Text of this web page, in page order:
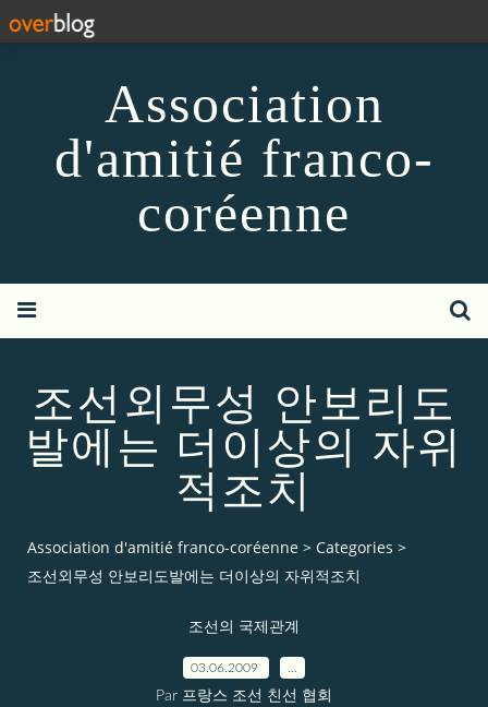
Association
d'amitié franco-
coréenne
조선외무성 안보리도
발에는 더이상의 자위
적조치
Association d'amitié franco-coréenne > Categories >
조선외무성 안보리도발에는 더이상의 자위적조치
조선의 국제관계
03.06.2009
Par 프랑스 조선 친선 협회